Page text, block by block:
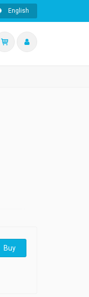
English
Buy